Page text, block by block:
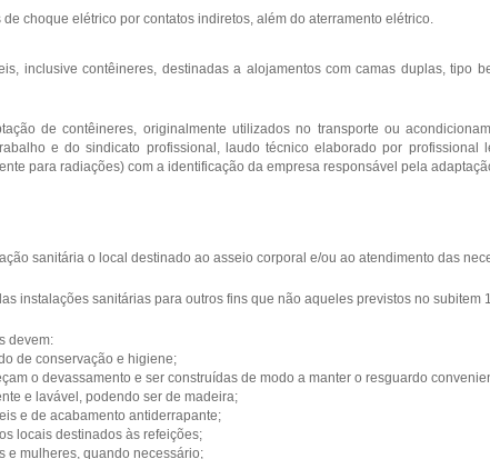
choque elétrico por contatos indiretos, além do aterramento elétrico.
inclusive contêineres, destinadas a alojamentos com camas duplas, tipo
de contêineres, originalmente utilizados no transporte ou
e do sindicato profissional, laudo técnico elaborado por profissional
para radiações) com a identificação da empresa responsável pela
sanitária o local destinado ao asseio corporal e/ou ao atendimento das
instalações sanitárias para outros fins que não aqueles previstos no subitem
devem:
de conservação e higiene;
o devassamento e ser construídas de modo a manter o resguardo
e lavável, podendo ser de madeira;
e de acabamento antiderrapante;
locais destinados às refeições;
e mulheres, quando necessário;